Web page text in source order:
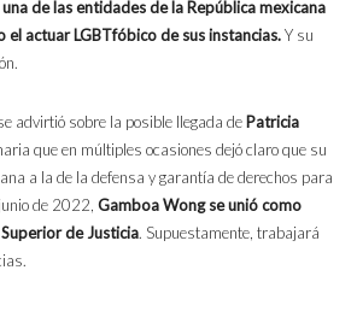
de las entidades de la República mexicana
actuar LGBTfóbico de sus instancias.Y su
advirtió sobre la posible llegada de Patricia
que en múltiples ocasiones dejó claro que su
a la de la defensa y garantía de derechos para
de 2022, Gamboa Wong se unió como
de Justicia. Supuestamente, trabajará